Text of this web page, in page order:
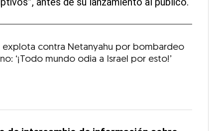
explota contra Netanyahu por bombardeo
‘¡Todo mundo odia a Israel por esto!’